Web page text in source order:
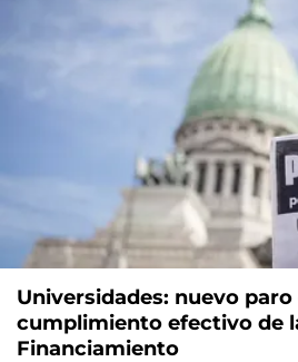
Universidades: nuevo
cumplimiento efectivo de
Financiamiento